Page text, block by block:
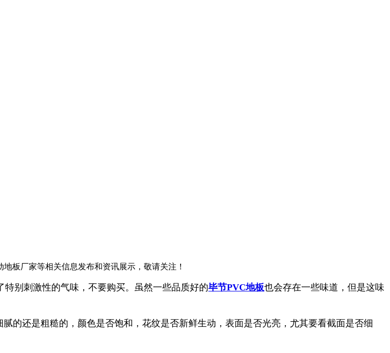
板厂家等相关信息发布和资讯展示，敬请关注！
别刺激性的气味，不要购买。虽然一些品质好的毕节PVC地板也会存在一些味道，但是这味
的还是粗糙的，颜色是否饱和，花纹是否新鲜生动，表面是否光亮，尤其要看截面是否细